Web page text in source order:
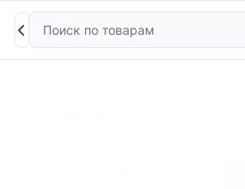
Поиск